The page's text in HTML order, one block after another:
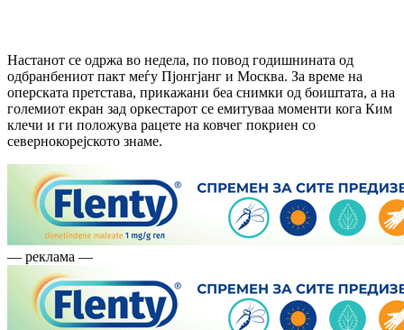
Настанот се одржа во недела, по повод годишнината од
одбранбениот пакт меѓу Пјонгјанг и Москва. За време на
оперската претстава, прикажани беа снимки од боиштата, а на
големиот екран зад оркестарот се емитуваа моменти кога Ким
клечи и ги положува рацете на ковчег покриен со
севернокорејското знаме.
— реклама —